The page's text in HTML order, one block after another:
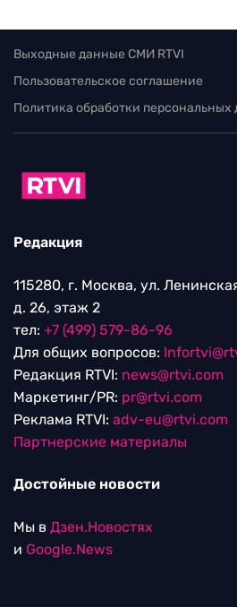
Выходные данные СМИ RTVI
Пользовательское соглашение
Политика обработки персональных
Редакция
115280, г. Москва, ул.
д. 26, этаж 2
тел: +7 (499) 579-86-96
Для общих вопросов:
Редакция RTVI: news@rtvi.com
Маркетинг/PR: pr@rtvi.com
Реклама RTVI: adv-eu@rtvi.com
Партнерские материалы
Достойные новости
Мы в Дзен.Новостях
и Google.News